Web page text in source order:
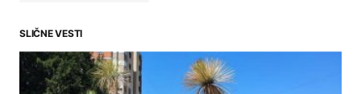
Your email address will not be published.
Required fields are marked*
SLIČNE VESTI